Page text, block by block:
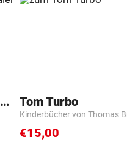
DKT - Klimaneutrales Talent Tom Turbo
Kinderbücher von Thomas
€15,00